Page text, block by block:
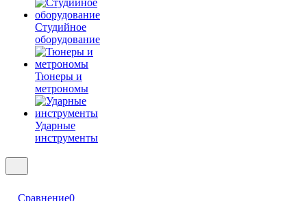
Студийное
оборудование
Тюнеры и
метрономы
Ударные
инструменты
Сравнение0